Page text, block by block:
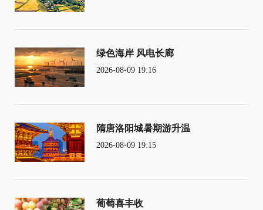
绿色海岸 风电长廊
2026-08-09 19:16
隋唐洛阳城暑期游升温
2026-08-09 19:15
葡萄喜丰收